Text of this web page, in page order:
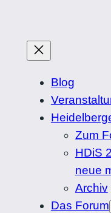
springen
Blog
Zum
HDiS
neue
Archiv
Das Forum